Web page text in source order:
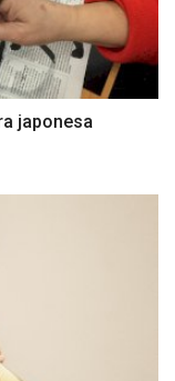
japonesa